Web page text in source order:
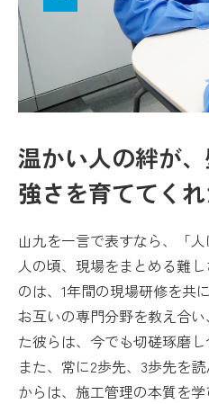
温かい人の絆が
強さを育ててく
山九を一言で表すなら、「
人の頃、現場をまとめる難
のは、1年間の現場研修を共
お互いの専門分野を教え合
た彼らは、今でも切磋琢磨し
また、常に2歩先、3歩先を
からは、施工管理の本質を